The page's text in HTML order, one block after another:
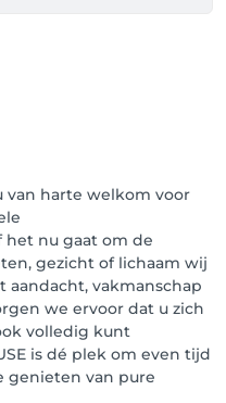
van harte welkom voor
nu gaat om de
gezicht of lichaam wij
aandacht, vakmanschap
we ervoor dat u zich
volledig kunt
is dé plek om even tijd
genieten van pure